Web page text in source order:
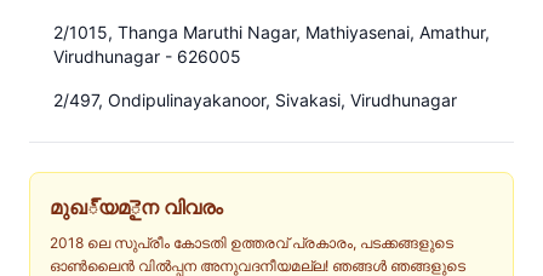
2/1015, Thanga Maruthi Nagar, Mathiyasenai, Amathur,
Virudhunagar - 626005
2/497, Ondipulinayakanoor, Sivakasi, Virudhunagar
മുഖ్യമైന വിവരം
2018 ലെ സുപ്രീം കോടതി ഉത്തരവ് പ്രകാരം, പടക്കങ്ങളുടെ
ഓൺലൈൻ വിൽപ്പന അനുവദനീയമല്ല! ഞങ്ങൾ ഞങ്ങളുടെ